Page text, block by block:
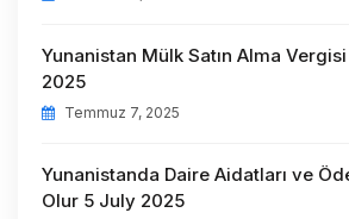
Yunanistan Mülk Satın Alma
2025
Temmuz 7, 2025
Yunanistanda Daire Aidatları ve
Olur 5 July 2025